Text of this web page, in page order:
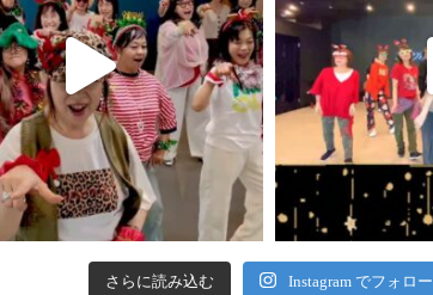
さらに読み込む Instagram でフォロー